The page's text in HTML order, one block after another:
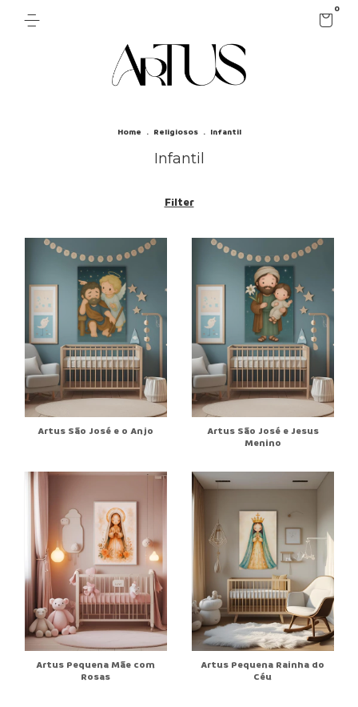
0
Home . Religiosos . Infantil
Infantil
Filter
Artus São José e o Anjo
Artus São José e Jesus
Menino
Artus Pequena Mãe com
Rosas
Artus Pequena Rainha do
Céu